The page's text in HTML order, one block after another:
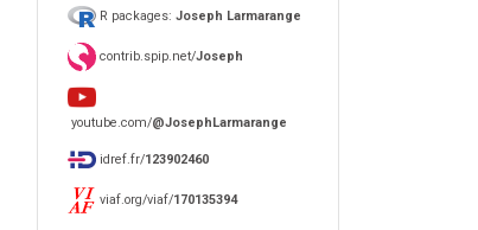
R packages: Joseph Larmarange
contrib.spip.net/Joseph
youtube.com/@JosephLarmarange
idref.fr/123902460
viaf.org/viaf/170135394